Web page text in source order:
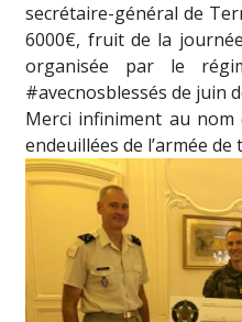
secrétaire-général de
6000€, fruit de la
organisée par le
#avecnosblessés de juin
Merci infiniment au nom
endeuillées de l’armée de